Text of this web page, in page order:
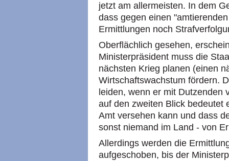
jetzt am allermeisten. In dem
dass gegen einen
Ermittlungen noch
Oberflächlich gesehen,
Ministerpräsident muss die
nächsten Krieg planen (einen
Wirtschaftswachstum fördern.
leiden, wenn er mit Dutzenden
auf den zweiten Blick bedeutet
Amt versehen kann und dass
sonst niemand im Land - von
Allerdings werden die
aufgeschoben, bis der